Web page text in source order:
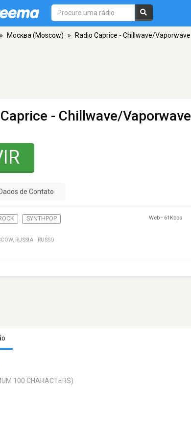
» Москва (Moscow) » Radio Caprice - Chillwave/Vaporwave
- Chillwave/Vaporwave
Dados de Contato
SYNTHPOP Web - 61Kbps
, RUSSIA · RUSSO